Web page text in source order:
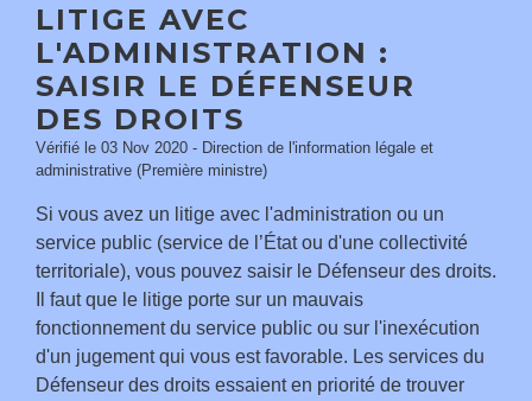
LITIGE AVEC
L'ADMINISTRATION :
SAISIR LE DÉFENSEUR
DES DROITS
Vérifié le 03 Nov 2020 - Direction de l'information légale et
administrative (Première ministre)
Si vous avez un litige avec l'administration ou un
service public (service de l’État ou d'une collectivité
territoriale), vous pouvez saisir le Défenseur des droits.
Il faut que le litige porte sur un mauvais
fonctionnement du service public ou sur l'inexécution
d'un jugement qui vous est favorable. Les services du
Défenseur des droits essaient en priorité de trouver